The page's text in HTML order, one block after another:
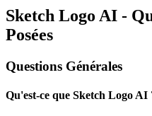
Sketch Logo AI -
Posées
Questions Générales
Qu'est-ce que Sketch Logo AI